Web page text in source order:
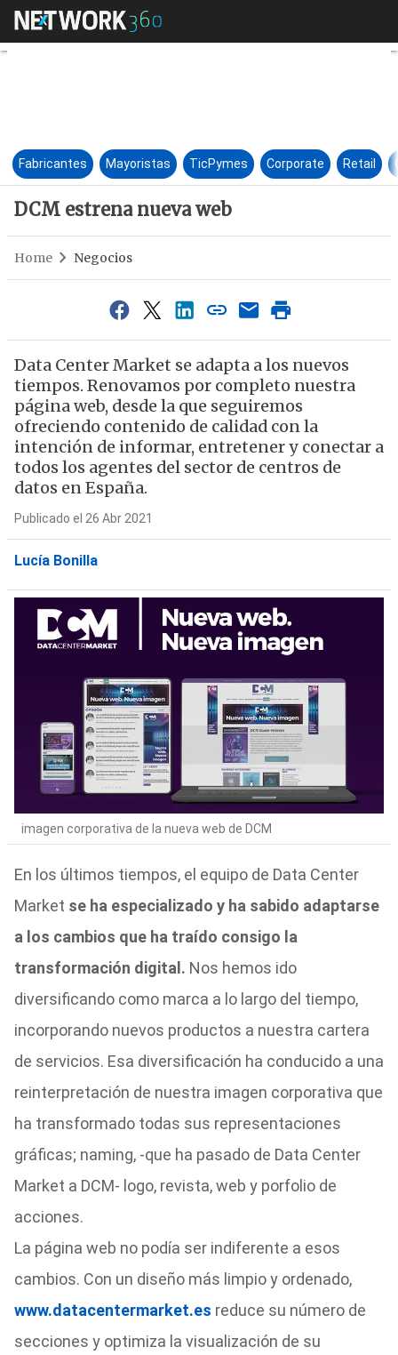
DCM estrena nueva web
Fabricantes Mayoristas TicPymes Corporate Retail
DCM estrena nueva web
Home Negocios
Data Center Market se adapta a los nuevos
tiempos. Renovamos por completo nuestra
página web, desde la que seguiremos
ofreciendo contenido de calidad con la
intención de informar, entretener y conectar a
todos los agentes del sector de centros de
datos en España.
Publicado el 26 Abr 2021
Lucía Bonilla
imagen corporativa de la nueva web de DCM
En los últimos tiempos, el equipo de Data Center
Market se ha especializado y ha sabido adaptarse
a los cambios que ha traído consigo la
transformación digital. Nos hemos ido
diversificando como marca a lo largo del tiempo,
incorporando nuevos productos a nuestra cartera
de servicios. Esa diversificación ha conducido a una
reinterpretación de nuestra imagen corporativa que
ha transformado todas sus representaciones
gráficas; naming, -que ha pasado de Data Center
Market a DCM- logo, revista, web y porfolio de
acciones.
La página web no podía ser indiferente a esos
cambios. Con un diseño más limpio y ordenado,
www.datacentermarket.es reduce su número de
secciones y optimiza la visualización de su